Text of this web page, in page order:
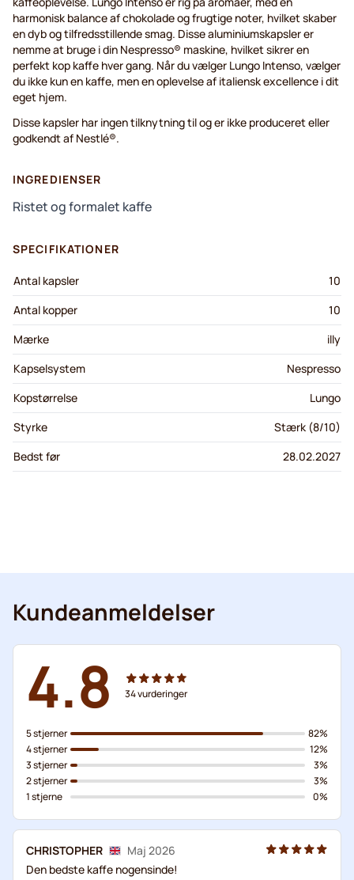
harmonisk balance af chokolade og frugtige noter, hvilket skaber
en dyb og tilfredsstillende smag. Disse aluminiumskapsler er
nemme at bruge i din Nespresso® maskine, hvilket sikrer en
perfekt kop kaffe hver gang. Når du vælger Lungo Intenso, vælger
du ikke kun en kaffe, men en oplevelse af italiensk excellence i dit
eget hjem.
Disse kapsler har ingen tilknytning til og er ikke produceret eller
godkendt af Nestlé®.
INGREDIENSER
Ristet og formalet kaffe
SPECIFIKATIONER
Antal kapsler
10
Antal kopper
10
Mærke
illy
Kapselsystem
Nespresso
Kopstørrelse
Lungo
Styrke
Stærk (8/10)
Bedst før
28.02.2027
Kundeanmeldelser
4.8 34vurderinger
5 stjerner
4 stjerner
3 stjerner
2 stjerner
1 stjerne
82%
12%
3%
3%
0%
CHRISTOPHER
Maj 2026
Den bedste kaffe nogensinde!